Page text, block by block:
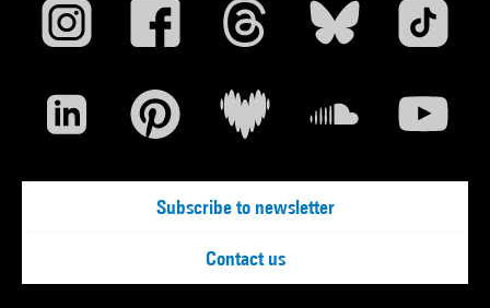
Subscribe to newsletter
Contact us